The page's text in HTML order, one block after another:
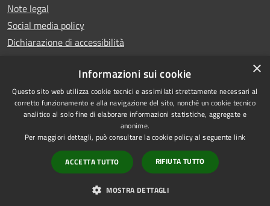
Note legal
Social media policy
Dichiarazione di accessibilità
RSS
Accessibilità
Privacy
Mappa del sito
Copyright © 2025 Comune di
Montecatini Terme
Powered byMunicipium
Accesso redazione
×
Informazioni sui cookie
Questo sito web utilizza cookie tecnici e assimilati strettamente necessari al
corretto funzionamento e alla navigazione del sito, nonché un cookie tecnico
analitico al solo fine di elaborare informazioni statistiche, aggregate e
anonime.
Per maggiori dettagli, può consultare la cookie policy al seguente link
ACCETTA TUTTO RIFIUTA TUTTO
MOSTRA DETTAGLI